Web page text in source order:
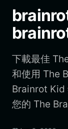
Português
Bahasa Indonesia
ภาษาไทย
Español
Português (Brasil)
Español
下載最佳
和使用 The
Brainrot Kid
您的 The